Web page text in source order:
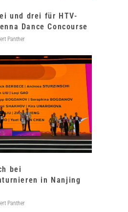
und drei für HTV-
Dance Concourse
Panther
bei
in Nanjing
Panther